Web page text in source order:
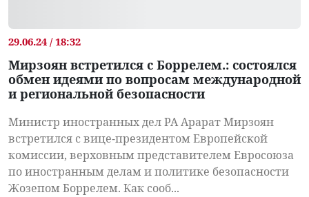
29.06.24 / 18:32
Мирзоян встретился с Боррелем.: состоялся
обмен идеями по вопросам международной
и региональной безопасности
Министр иностранных дел РА Арарат Мирзоян
встретился с вице-президентом Европейской
комиссии, верховным представителем Евросоюза
по иностранным делам и политике безопасности
Жозепом Боррелем. Как сооб...